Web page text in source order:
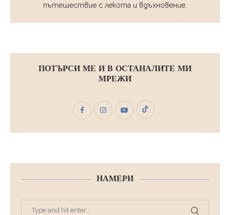
пътешествие с лекота и вдъхновение.
ПОТЪРСИ МЕ И В ОСТАНАЛИТЕ МИ
МРЕЖИ
НАМЕРИ